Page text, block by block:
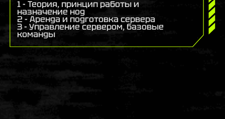
1 - Теория, принцип работы и
назначение нод
2 - Аренда и подготовка сервера
3 - Управление сервером, базовые
команды